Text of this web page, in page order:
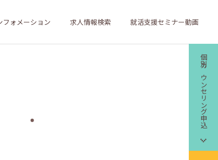
フォメーション 求人情報検索 就活支援セミナー動画
個別カウンセリング申込